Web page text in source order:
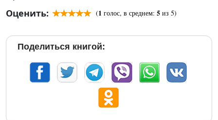
Оценить:
(1 голос, в среднем: 5 из 5)
Поделиться книгой: